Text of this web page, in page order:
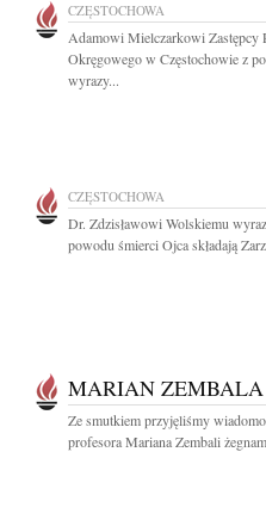
CZĘSTOCHOWA
Adamowi Mielczarkowi Zastępcy
Okręgowego w Częstochowie z
wyrazy...
CZĘSTOCHOWA
Dr. Zdzisławowi Wolskiemu
powodu śmierci Ojca składają
MARIAN ZEMBALA
Ze smutkiem przyjęliśmy
profesora Mariana Zembali